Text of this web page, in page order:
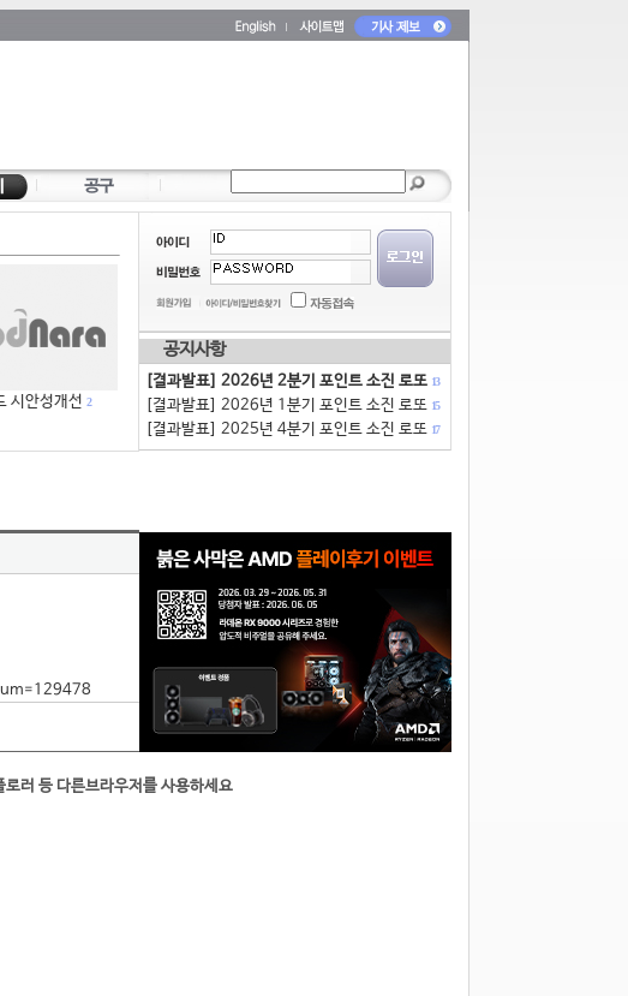
시안성개선 2
공지사항
[결과발표] 2026년 2분기 포인트 소진 로또 13
[결과발표] 2026년 1분기 포인트 소진 로또 15
[결과발표] 2025년 4분기 포인트 소진 로또 17
러 등 다른브라우저를 사용하세요